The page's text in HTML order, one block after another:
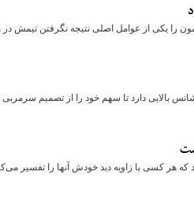
را یکی از عوامل اصلی نتیجه نگرفتن تیمش
بالایی دارد تا سهم خود را از تصمیم سرمربی
هر کسی با زاویه دید خودش آنها را تفسیر